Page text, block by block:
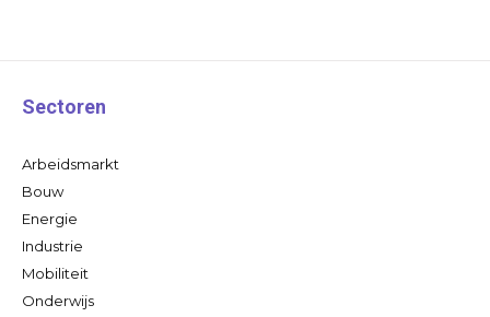
Sectoren
Arbeidsmarkt
Bouw
Energie
Industrie
Mobiliteit
Onderwijs